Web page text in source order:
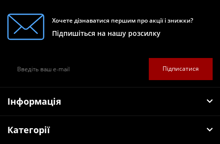
Хочете дізнаватися першим про акції і знижки?
Підпишіться на нашу розсилку
Підписатися
Інформація
Категорії